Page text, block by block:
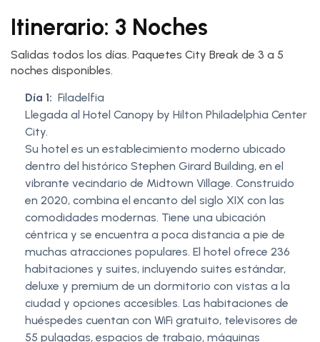
Itinerario: 3 Noches
Salidas todos los días. Paquetes City Break de 3 a 5
noches disponibles.
Día 1: Filadelfia
Llegada al Hotel Canopy by Hilton Philadelphia Center
City.
Su hotel es un establecimiento moderno ubicado
dentro del histórico Stephen Girard Building, en el
vibrante vecindario de Midtown Village. Construido
en 2020, combina el encanto del siglo XIX con las
comodidades modernas. Tiene una ubicación
céntrica y se encuentra a poca distancia a pie de
muchas atracciones populares. El hotel ofrece 236
habitaciones y suites, incluyendo suites estándar,
deluxe y premium de un dormitorio con vistas a la
ciudad y opciones accesibles. Las habitaciones de
huéspedes cuentan con WiFi gratuito, televisores de
55 pulgadas, espacios de trabajo, máquinas